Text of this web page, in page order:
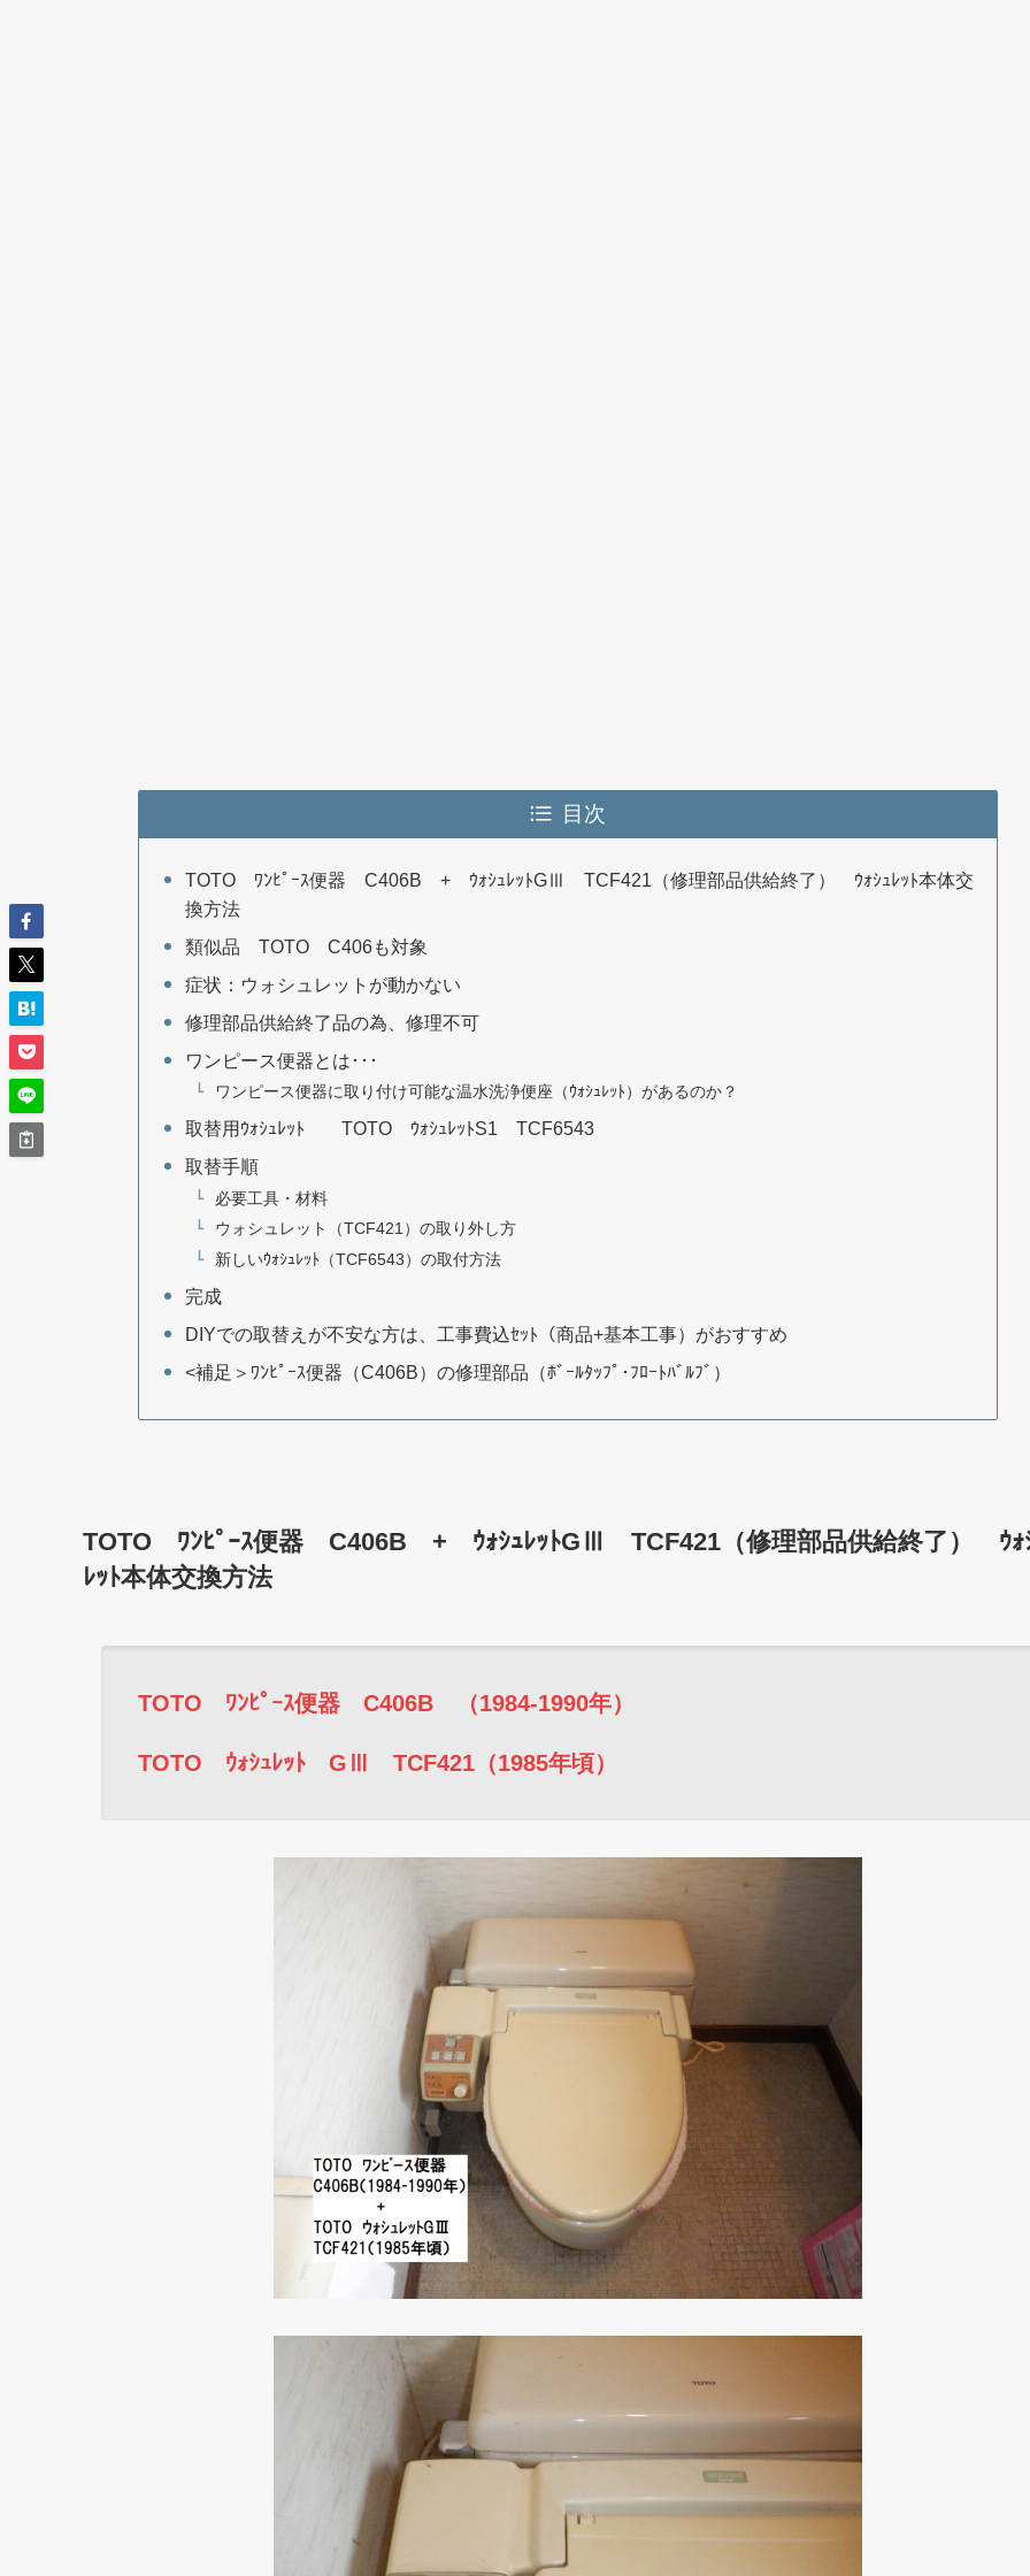
目次
TOTO ﾜﾝﾋﾟｰｽ便器 C406B + ｳｫｼｭﾚｯﾄGⅢ TCF421（修理部品供給終了） ｳｫｼｭﾚｯﾄ本体交
換方法
類似品 TOTO C406も対象
症状：ウォシュレットが動かない
修理部品供給終了品の為、修理不可
ワンピース便器とは･･･
ワンピース便器に取り付け可能な温水洗浄便座（ｳｫｼｭﾚｯﾄ）があるのか？
取替用ｳｫｼｭﾚｯﾄ TOTO ｳｫｼｭﾚｯﾄS1 TCF6543
取替手順
必要工具・材料
ウォシュレット（TCF421）の取り外し方
新しいｳｫｼｭﾚｯﾄ（TCF6543）の取付方法
完成
DIYでの取替えが不安な方は、工事費込ｾｯﾄ（商品+基本工事）がおすすめ
<補足＞ﾜﾝﾋﾟｰｽ便器（C406B）の修理部品（ﾎﾞｰﾙﾀｯﾌﾟ･ﾌﾛｰﾄﾊﾞﾙﾌﾞ）
TOTO ﾜﾝﾋﾟｰｽ便器 C406B + ｳｫｼｭﾚｯﾄGⅢ TCF421（修理部品供給終了） ｳｫ
ﾚｯﾄ本体交換方法
TOTO ﾜﾝﾋﾟｰｽ便器 C406B （1984-1990年）
TOTO ｳｫｼｭﾚｯﾄ GⅢ TCF421（1985年頃）